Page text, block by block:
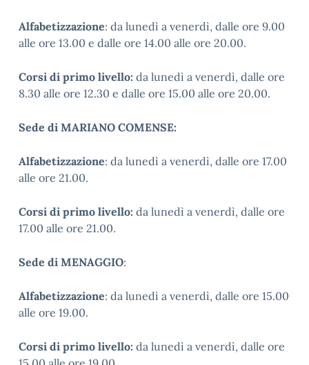
Alfabetizzazione: da lunedì a venerdì, dalle ore 9.00
alle ore 13.00 e dalle ore 14.00 alle ore 20.00.
Corsi di primo livello: da lunedì a venerdì, dalle ore
8.30 alle ore 12.30 e dalle ore 15.00 alle ore 20.00.
Sede di MARIANO COMENSE:
Alfabetizzazione: da lunedì a venerdì, dalle ore 17.00
alle ore 21.00.
Corsi di primo livello: da lunedì a venerdì, dalle ore
17.00 alle ore 21.00.
Sede di MENAGGIO:
Alfabetizzazione: da lunedì a venerdì, dalle ore 15.00
alle ore 19.00.
Corsi di primo livello: da lunedì a venerdì, dalle ore